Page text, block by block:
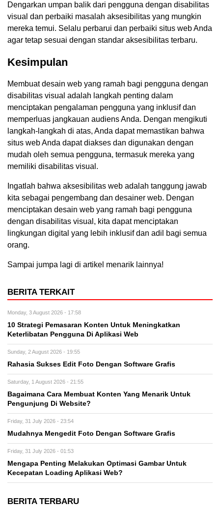
Dengarkan umpan balik dari pengguna dengan disabilitas
visual dan perbaiki masalah aksesibilitas yang mungkin
mereka temui. Selalu perbarui dan perbaiki situs web Anda
agar tetap sesuai dengan standar aksesibilitas terbaru.
Kesimpulan
Membuat desain web yang ramah bagi pengguna dengan
disabilitas visual adalah langkah penting dalam
menciptakan pengalaman pengguna yang inklusif dan
memperluas jangkauan audiens Anda. Dengan mengikuti
langkah-langkah di atas, Anda dapat memastikan bahwa
situs web Anda dapat diakses dan digunakan dengan
mudah oleh semua pengguna, termasuk mereka yang
memiliki disabilitas visual.
Ingatlah bahwa aksesibilitas web adalah tanggung jawab
kita sebagai pengembang dan desainer web. Dengan
menciptakan desain web yang ramah bagi pengguna
dengan disabilitas visual, kita dapat menciptakan
lingkungan digital yang lebih inklusif dan adil bagi semua
orang.
Sampai jumpa lagi di artikel menarik lainnya!
BERITA TERKAIT
Monday, 3 August 2026 - 17:58
10 Strategi Pemasaran Konten Untuk Meningkatkan
Keterlibatan Pengguna Di Aplikasi Web
Sunday, 2 August 2026 - 19:55
Rahasia Sukses Edit Foto Dengan Software Grafis
Saturday, 1 August 2026 - 21:55
Bagaimana Cara Membuat Konten Yang Menarik Untuk
Pengunjung Di Website?
Friday, 31 July 2026 - 23:54
Mudahnya Mengedit Foto Dengan Software Grafis
Friday, 31 July 2026 - 01:53
Mengapa Penting Melakukan Optimasi Gambar Untuk
Kecepatan Loading Aplikasi Web?
BERITA TERBARU